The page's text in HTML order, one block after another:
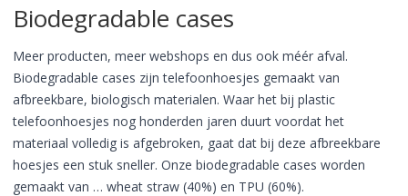
Biodegradable cases
Meer producten, meer webshops en dus ook méér afval.
Biodegradable cases zijn telefoonhoesjes gemaakt van
afbreekbare, biologisch materialen. Waar het bij plastic
telefoonhoesjes nog honderden jaren duurt voordat het
materiaal volledig is afgebroken, gaat dat bij deze afbreekbare
hoesjes een stuk sneller. Onze biodegradable cases worden
gemaakt van … wheat straw (40%) en TPU (60%).